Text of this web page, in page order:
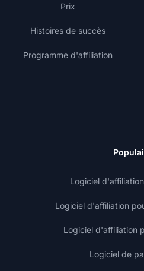
Prix
Histoires de succès
Programme d'affiliation
Logiciel
Logiciel d'affiliation
Logiciel d'affiliation
Logiciel de